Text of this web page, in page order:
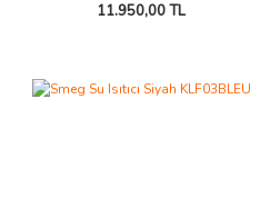
11.950,00 TL